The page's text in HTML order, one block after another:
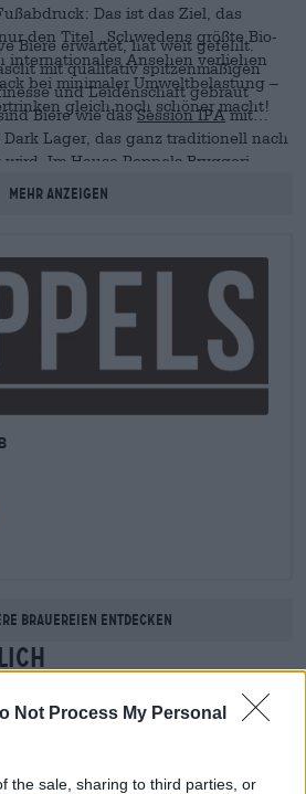
Not Process My Personal
the sale, sharing to third parties, or
Das ist das Ziel, das
den Titel „Schwedens größte Bio-
internationales Ansehen verliehen
bei minimaler Umweltbelastung –
gleich noch schöner macht!
Biere erwartet, hat weit gefehlt.
mit qualitativ spitzenmäßigen
und Leidenschaft gebraut
Biere wie dasSession IPAmit
Lager, das ganz traditionell nach
Im Hause Poppels Bryggeri
Craftbiere in traditionellen
wurde ihnen quasi aus den Händen
Minuten nach der Veröffentlichung
Linie, der sich wie ein roter Faden
Brauerei zieht. Der stetige Anstieg
bereits mehrere Umzüge und
– Eine Pflicht für
das Team von Poppels Bryggeri
Mehr anzeigen
Brauereien entdecken